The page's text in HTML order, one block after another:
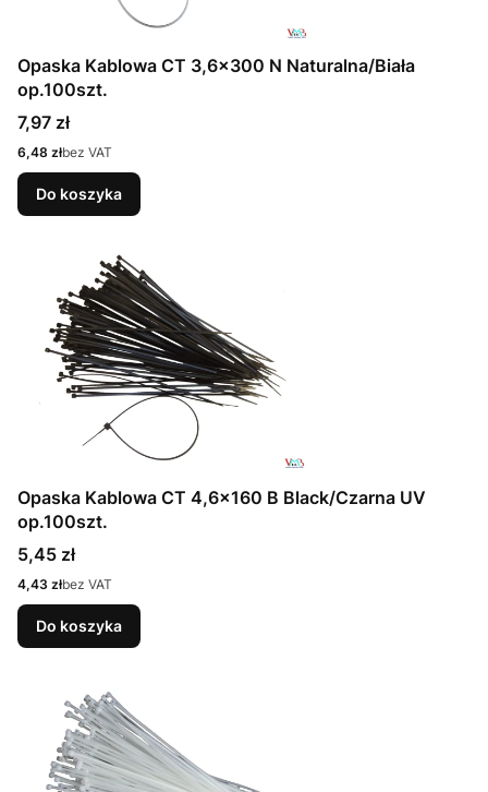
Opaska Kablowa CT 3,6x300 N Naturalna/Biała
op.100szt.
Cena
7,97 zł
Cena
6,48 złbez VAT
Do koszyka
Opaska Kablowa CT 4,6x160 B Black/Czarna UV
op.100szt.
Cena
5,45 zł
Cena
4,43 złbez VAT
Do koszyka